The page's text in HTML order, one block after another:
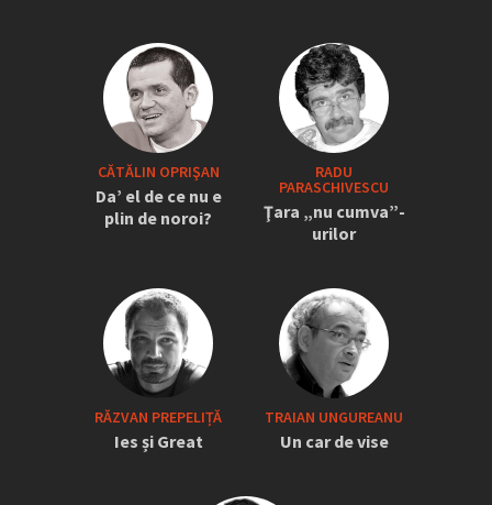
CĂTĂLIN OPRIŞAN
Da’ el de ce nu e
plin de noroi?
RADU
PARASCHIVESCU
Ţara „nu cumva”-
urilor
RĂZVAN PREPELIȚĂ
Ies și Great
TRAIAN UNGUREANU
Un car de vise